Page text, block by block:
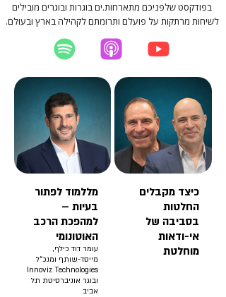
בפודקסט שלפניכם מתארחות.ים בוגרות ובוגרים מובילים
לשיחות מרתקות על פועלם ותרומתם לקהילה בארץ ובעולם.
כיצד מקבלים
החלטות
בסביבה של
אי-ודאות
מוחלטת
מללמוד לפתור
בעיות –
למהפכת הרכב
האוטונומי
עומר דוד כילף,
מייסד-שותף ומנכ״ל
Innoviz Technologies
ובוגר אוניברסיטת תל
אביב